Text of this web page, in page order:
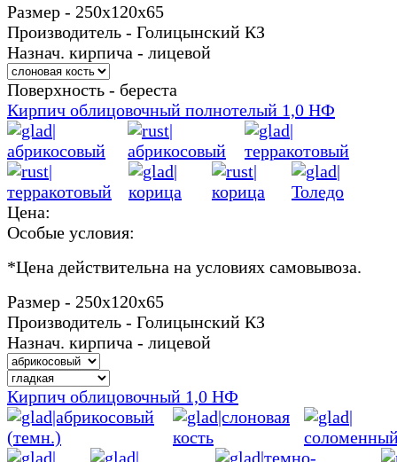
Размер - 250х120х65
Производитель - Голицынский КЗ
Назнач. кирпича - лицевой
Поверхность - береста
Кирпич облицовочный полнотелый 1,0 НФ
Цена:
Особые условия:
*Цена действительна на условиях самовывоза.
Размер - 250х120х65
Производитель - Голицынский КЗ
Назнач. кирпича - лицевой
Кирпич облицовочный 1,0 НФ